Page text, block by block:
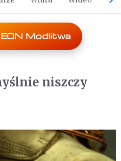
Modlitwa
niszczy